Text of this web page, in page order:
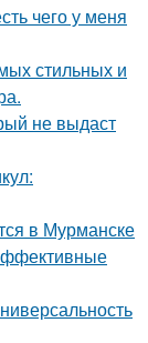
чего у меня
стильных и
не выдаст
в Мурманске